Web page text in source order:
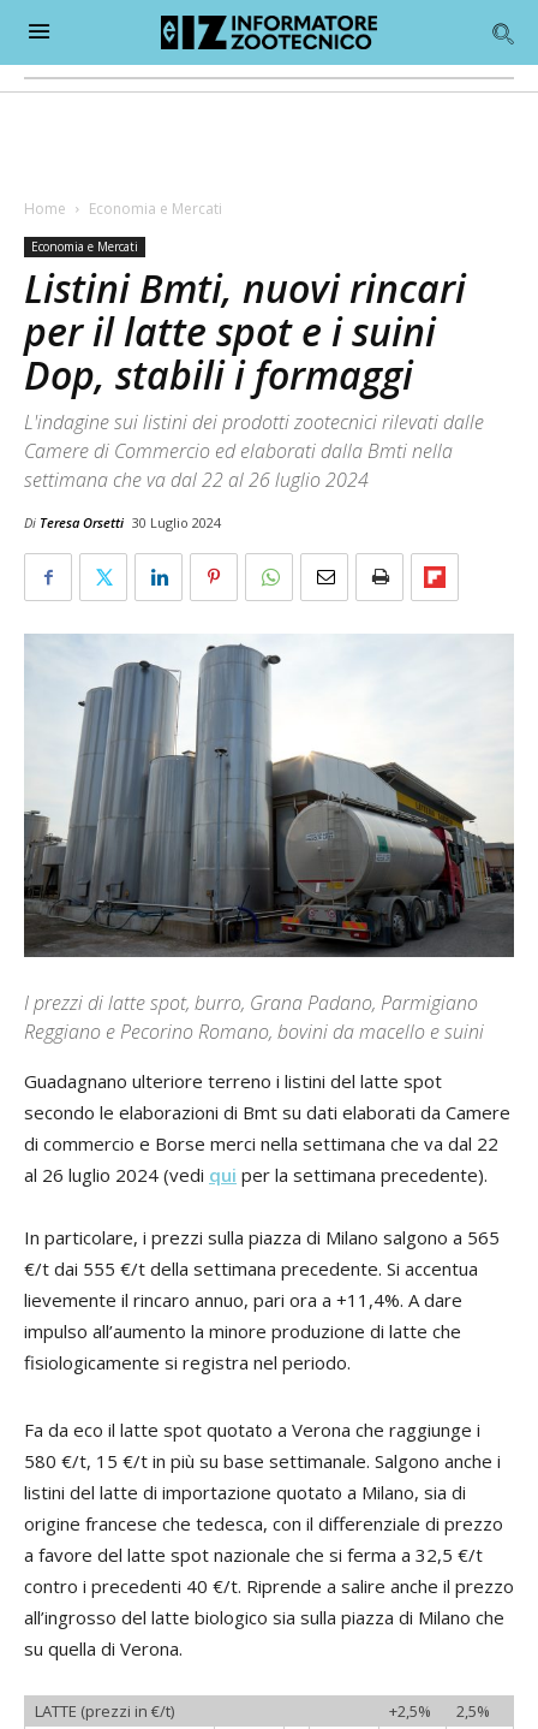
Home Economia e Mercati
Economia e Mercati
Listini Bmti, nuovi rincari
per il latte spot e i suini
Dop, stabili i formaggi
L'indagine sui listini dei prodotti zootecnici rilevati dalle
Camere di Commercio ed elaborati dalla Bmti nella
settimana che va dal 22 al 26 luglio 2024
Di Teresa Orsetti 30 Luglio 2024
I prezzi di latte spot, burro, Grana Padano, Parmigiano
Reggiano e Pecorino Romano, bovini da macello e suini
Guadagnano ulteriore terreno i listini del latte spot
secondo le elaborazioni di Bmt su dati elaborati da Camere
di commercio e Borse merci nella settimana che va dal 22
al 26 luglio 2024 (vedi qui per la settimana precedente).
In particolare, i prezzi sulla piazza di Milano salgono a 565
€/t dai 555 €/t della settimana precedente. Si accentua
lievemente il rincaro annuo, pari ora a +11,4%. A dare
impulso all’aumento la minore produzione di latte che
fisiologicamente si registra nel periodo.
Fa da eco il latte spot quotato a Verona che raggiunge i
580 €/t, 15 €/t in più su base settimanale. Salgono anche i
listini del latte di importazione quotato a Milano, sia di
origine francese che tedesca, con il differenziale di prezzo
a favore del latte spot nazionale che si ferma a 32,5 €/t
contro i precedenti 40 €/t. Riprende a salire anche il prezzo
all’ingrosso del latte biologico sia sulla piazza di Milano che
su quella di Verona.
LATTE (prezzi in €/t) +2,5% 2,5%